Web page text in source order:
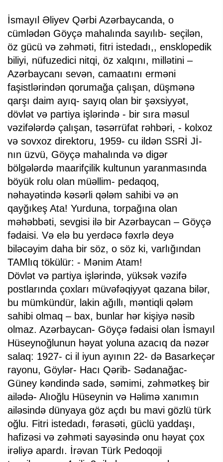
İsmayıl Əliyev Qərbi Azərbaycanda, o
cümlədən Göyçə mahalında sayılıb- seçilən,
öz gücü və zəhməti, fitri istedadı,, ensklopedik
biliyi, nüfuzedici nitqi, öz xalqını, millətini –
Azərbaycanı sevən, camaatını erməni
faşistlərindən qorumağa çalışan, düşmənə
qarşı daim ayıq- sayıq olan bir şəxsiyyət,
dövlət və partiya işlərində - bir sıra məsul
vəzifələrdə çalışan, təsərrüfat rəhbəri, - kolxoz
və sovxoz direktoru, 1959- cu ildən SSRİ Jİ-
nın üzvü, Göyçə mahalında və digər
bölgələrdə maarifçilik kultunun yaranmasında
böyük rolu olan müəllim- pedaqoq,
nəhayətində kəsərli qələm sahibi və ən
qayğıkeş Ata! Yurduna, torpağına olan
məhəbbəti, sevgisi ilə bir Azərbaycan – Göyçə
fədaisi. Və elə bu yerdəcə fəxrlə deyə
biləcəyim daha bir söz, o söz ki, varlığından
TAMlıq tökülür: - Mənim Atam!
Dövlət və partiya işlərində, yüksək vəzifə
postlarında çoxları müvəfəqiyyət qazana bilər,
bu mümkündür, lakin ağıllı, məntiqli qələm
sahibi olmaq – bax, bunlar hər kişiyə nəsib
olmaz. Azərbaycan- Göyçə fədaisi olan İsmayıl
Hüseynoğlunun həyat yoluna azacıq da nəzər
salaq: 1927- ci il iyun ayının 22- də Basarkeçər
rayonu, Göylər- Hacı Qərib- Sədanağac-
Güney kəndində sadə, səmimi, zəhmətkeş bir
ailədə- Alıoğlu Hüseynin və Həlimə xanımın
ailəsində dünyaya göz açdı bu mavi gözlü türk
oğlu. Fitri istedadı, fərasəti, güclü yaddaşı,
hafizəsi və zəhməti sayəsində onu həyat çox
irəliyə apardı. İrəvan Türk Pedoqoji